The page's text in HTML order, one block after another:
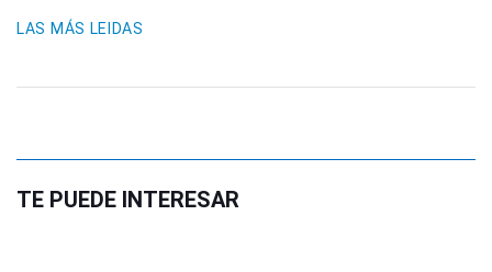
LAS MÁS LEIDAS
TE PUEDE INTERESAR